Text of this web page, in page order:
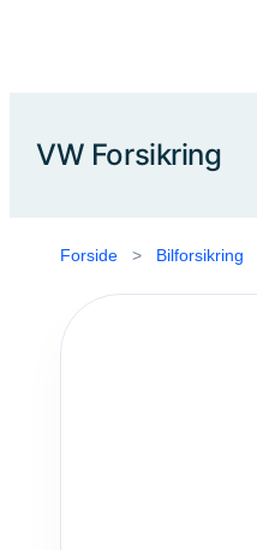
VW Forsikring
Forside > Bilforsikring